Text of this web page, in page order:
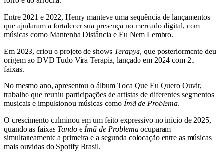
Entre 2021 e 2022, Henry manteve uma sequência de lançamentos
que ajudaram a fortalecer sua presença no mercado digital, com
músicas como Mantenha Distância e Eu Nem Lembro.
Em 2023, criou o projeto de shows Terapya, que posteriormente deu
origem ao DVD Tudo Vira Terapia, lançado em 2024 com 21
faixas.
No mesmo ano, apresentou o álbum Toca Que Eu Quero Ouvir,
trabalho que reuniu participações de artistas de diferentes segmentos
musicais e impulsionou músicas como Ímã de Problema.
O crescimento culminou em um feito expressivo no início de 2025,
quando as faixas Tando e Ímã de Problema ocuparam
simultaneamente a primeira e a segunda colocação entre as músicas
mais ouvidas do Spotify Brasil.